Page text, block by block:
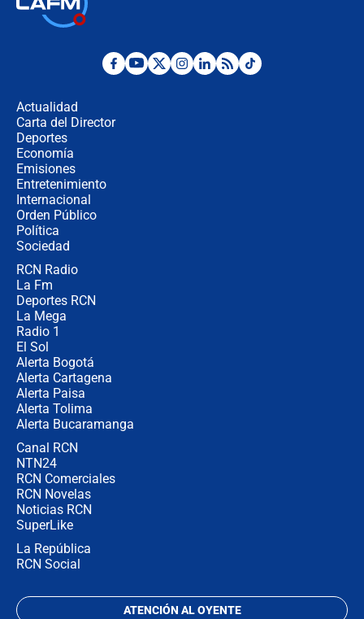
Álvaro Uribe asistirá a la posesión y
Actualidad
Carta del Director
Deportes
Economía
Emisiones
Entretenimiento
Internacional
Orden Público
Política
Sociedad
RCN Radio
La Fm
Deportes RCN
La Mega
Radio 1
El Sol
Alerta Bogotá
Alerta Cartagena
Alerta Paisa
Alerta Tolima
Alerta Bucaramanga
Canal RCN
NTN24
RCN Comerciales
RCN Novelas
Noticias RCN
SuperLike
La República
RCN Social
ATENCIÓN AL OYENTE